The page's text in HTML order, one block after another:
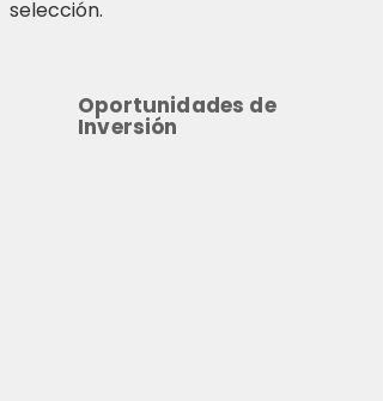
selección.
Oportunidades de
Inversión